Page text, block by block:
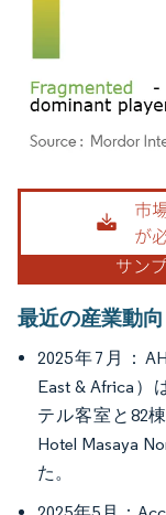
画像 © Mordor
最近の産業動向
2025年7月：
East & Africa）
テル客室と82
Hotel Masaya
た。